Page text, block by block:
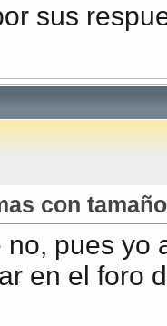
sus
con
no, pues
en el foro